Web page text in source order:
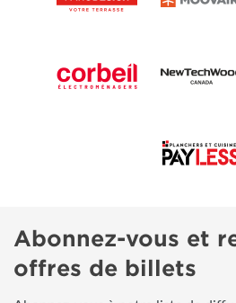
Abonnez-vous et
offres de billets